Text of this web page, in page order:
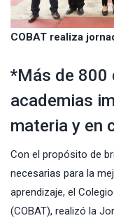
COBAT realiza
*Más de 800
academias
materia y en
Con el propósito de
necesarias para la
aprendizaje, el
(COBAT), realizó la